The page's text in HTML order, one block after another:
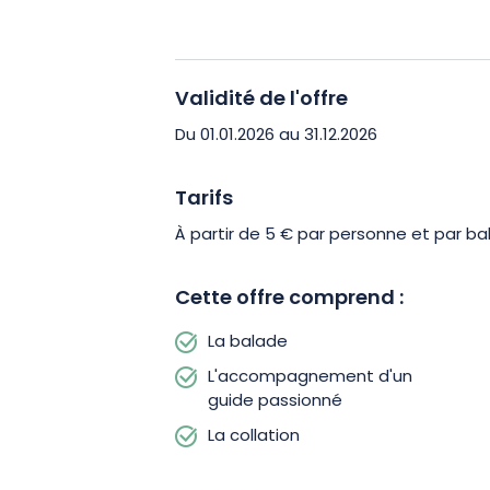
Validité de l'offre
Du 01.01.2026 au 31.12.2026
Tarifs
À partir de 5 € par personne et par
Cette offre comprend :
La balade
L'accompagnement d'un
guide passionné
La collation